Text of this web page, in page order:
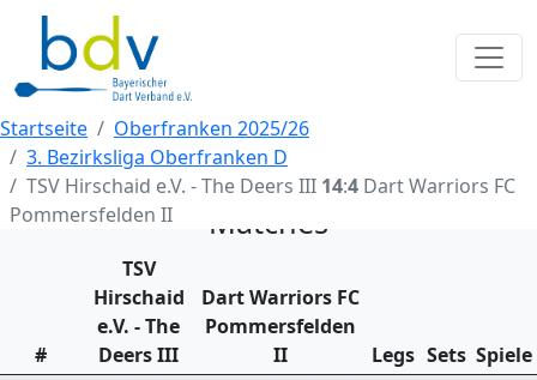
Startseite
Oberfranken 2025/26
3. Bezirksliga Oberfranken D
TSV Hirschaid e.V. - The Deers III 14:4 Dart Warriors FC
Pommersfelden II
Matches
#
TSV
Hirschaid
e.V. - The
Deers III
Dart Warriors FC
Pommersfelden
II
Legs Sets Spiele